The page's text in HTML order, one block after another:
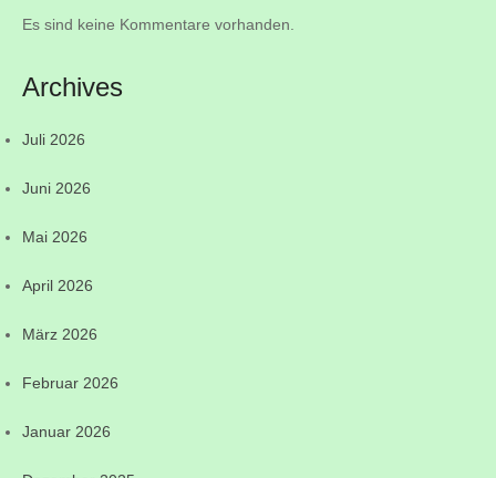
Es sind keine Kommentare vorhanden.
Archives
Juli 2026
Juni 2026
Mai 2026
April 2026
März 2026
Februar 2026
Januar 2026